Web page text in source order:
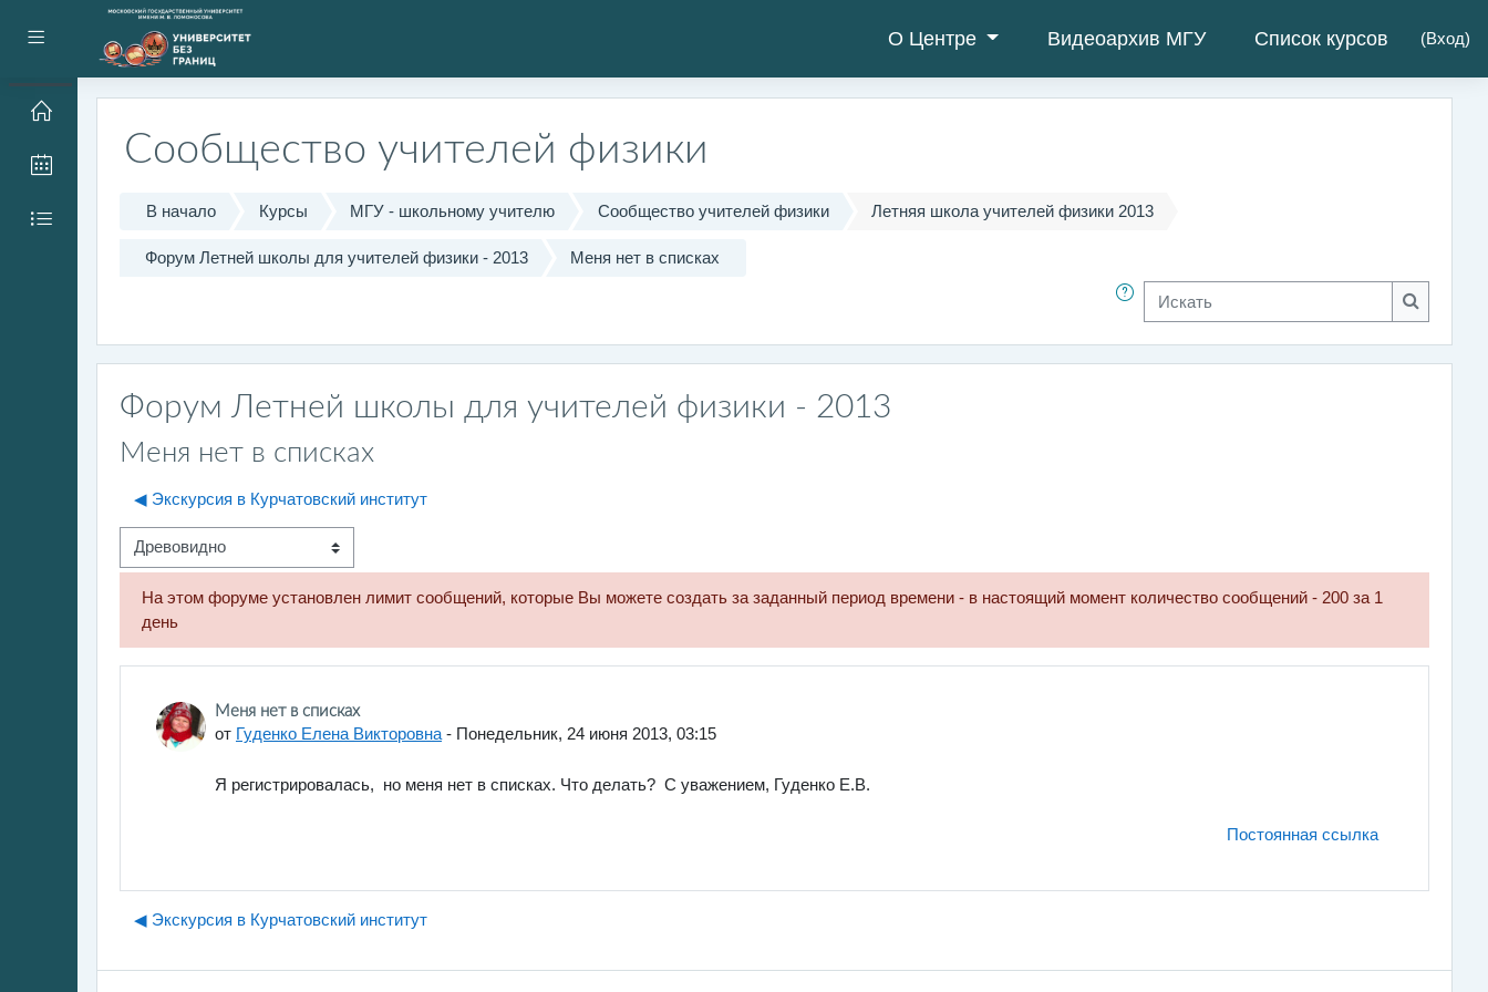
Боковая панель О Центре Видеоархив МГУ Список курсов (Вход)
Перейти к основному содержанию
Сообщество учителей физики
В начало Курсы МГУ - школьному учителю Сообщество учителей физики Летняя школа учителей физики 2013
Форум Летней школы для учителей физики - 2013 Меня нет в списках
Искать
Искать
Форум Летней школы для учителей физики - 2013
Меня нет в списках
◀︎ Экскурсия в Курчатовский институт
Режим отображения
На этом форуме установлен лимит сообщений, которые Вы можете создать за заданный период времени - в настоящий момент количество сообщений - 200 за 1
день
Меня нет в списках
от Гуденко Елена Викторовна - Понедельник, 24 июня 2013, 03:15
Количество ответов: 0
Я регистрировалась, но меня нет в списках. Что делать? С уважением, Гуденко Е.В.
Постоянная ссылка
◀︎ Экскурсия в Курчатовский институт